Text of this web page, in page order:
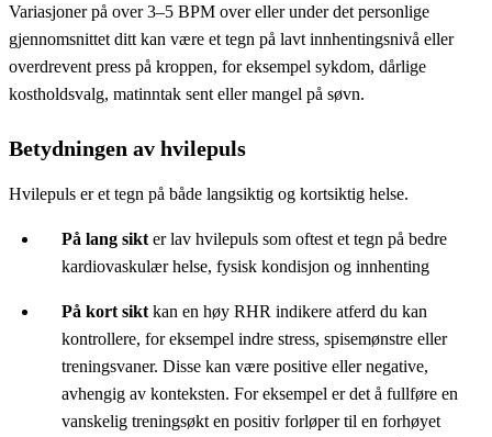
Variasjoner på over 3–5 BPM over eller under det personlige
gjennomsnittet ditt kan være et tegn på lavt innhentingsnivå eller
overdrevent press på kroppen, for eksempel sykdom, dårlige
kostholdsvalg, matinntak sent eller mangel på søvn.
Betydningen av hvilepuls
Hvilepuls er et tegn på både langsiktig og kortsiktig helse.
På lang sikt er lav hvilepuls som oftest et tegn på bedre
kardiovaskulær helse, fysisk kondisjon og innhenting
På kort sikt kan en høy RHR indikere atferd du kan
kontrollere, for eksempel indre stress, spisemønstre eller
treningsvaner. Disse kan være positive eller negative,
avhengig av konteksten. For eksempel er det å fullføre en
vanskelig treningsøkt en positiv forløper til en forhøyet